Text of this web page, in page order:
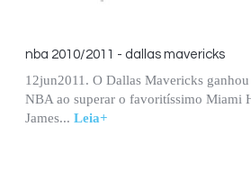
nba 2010/2011 - dallas mavericks
12jun2011. O Dallas Mavericks
NBA ao superar o favoritíssimo Miami
James... Leia+